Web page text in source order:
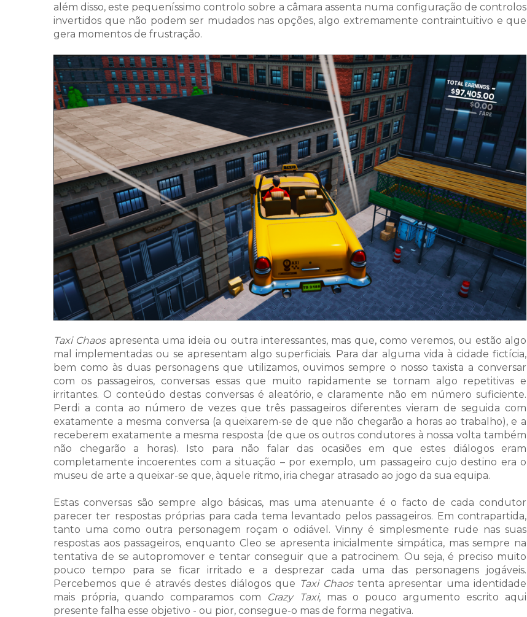
além disso, este pequeníssimo controlo sobre a câmara assenta numa configuração de controlos
invertidos que não podem ser mudados nas opções, algo extremamente contraintuitivo e que
gera momentos de frustração.
Taxi Chaosapresenta uma ideia ou outra interessantes, mas que, como veremos, ou estão algo
mal implementadas ou se apresentam algo superficiais. Para dar alguma vida à cidade fictícia,
bem como às duas personagens que utilizamos, ouvimos sempre o nosso taxista a conversar
com os passageiros, conversas essas que muito rapidamente se tornam algo repetitivas e
irritantes. O conteúdo destas conversas é aleatório, e claramente não em número suficiente.
Perdi a conta ao número de vezes que três passageiros diferentes vieram de seguida com
exatamente a mesma conversa (a queixarem-se de que não chegarão a horas ao trabalho), e a
receberem exatamente a mesma resposta (de que os outros condutores à nossa volta também
não chegarão a horas). Isto para não falar das ocasiões em que estes diálogos eram
completamente incoerentes com a situação – por exemplo, um passageiro cujo destino era o
museu de arte a queixar-se que, àquele ritmo, iria chegar atrasado ao jogo da sua equipa.
Estas conversas são sempre algo básicas, mas uma atenuante é o facto de cada condutor
parecer ter respostas próprias para cada tema levantado pelos passageiros. Em contrapartida,
tanto uma como outra personagem roçam o odiável. Vinny é simplesmente rude nas suas
respostas aos passageiros, enquanto Cleo se apresenta inicialmente simpática, mas sempre na
tentativa de se autopromover e tentar conseguir que a patrocinem. Ou seja, é preciso muito
pouco tempo para se ficar irritado e a desprezar cada uma das personagens jogáveis.
Percebemos que é através destes diálogos que Taxi Chaostenta apresentar uma identidade
mais própria, quando comparamos com Crazy Taxi, mas o pouco argumento escrito aqui
presente falha esse objetivo - ou pior, consegue-o mas de forma negativa.